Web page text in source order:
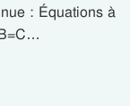
: Équations à